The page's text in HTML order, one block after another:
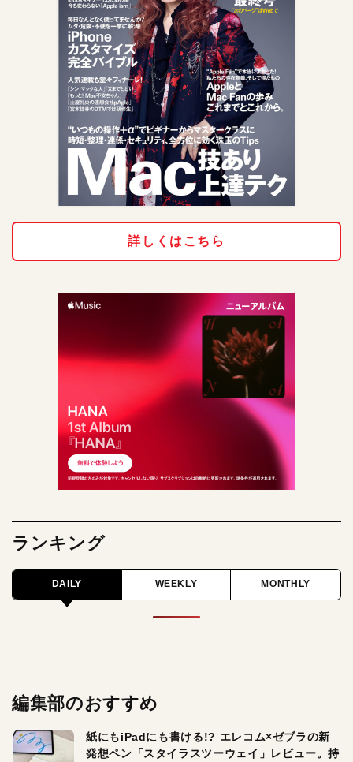
詳しくはこちら
ランキング
DAILY WEEKLY MONTHLY
編集部のおすすめ
紙にもiPadにも書ける!? エレコム×ゼブラの新
発想ペン「スタイラスツーウェイ」レビュー。持